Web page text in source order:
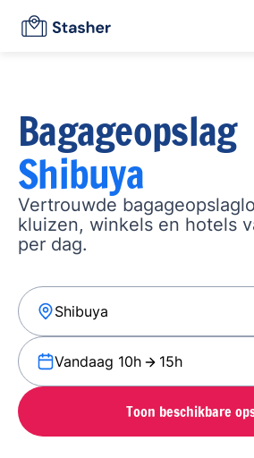
Bagageopslag
Shibuya
Vertrouwde
kluizen, winkels en hotels
per dag.
Vandaag 10h 15h
Toon beschikbare